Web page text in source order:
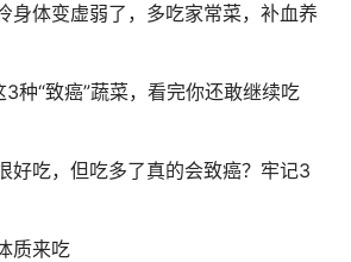
身体变虚弱了，多吃家常菜，补血养
种“致癌”蔬菜，看完你还敢继续吃
好吃，但吃多了真的会致癌？牢记3
质来吃